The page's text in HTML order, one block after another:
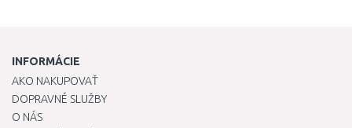
INFORMÁCIE
AKO NAKUPOVAŤ
DOPRAVNÉ SLUŽBY
O NÁS